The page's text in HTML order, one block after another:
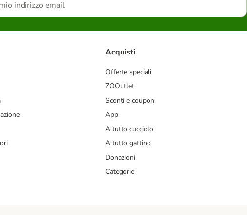
Acquisti
Offerte speciali
ZOOutlet
Sconti e coupon
App
A tutto cucciolo
A tutto gattino
Donazioni
Categorie